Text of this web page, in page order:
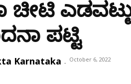
ಚೀಟಿ
ಪಟ್ಟಿ
Karnataka - October 6, 2022